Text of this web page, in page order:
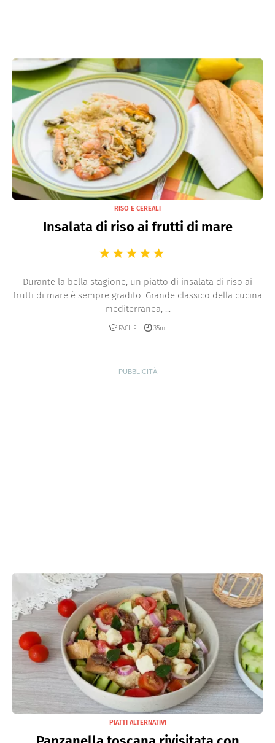
RISO E CEREALI
Insalata di riso ai frutti di mare
Durante la bella stagione, un piatto di insalata di riso ai
frutti di mare è sempre gradito. Grande classico della cucina
mediterranea, ...
FACILE 35m
PIATTI ALTERNATIVI